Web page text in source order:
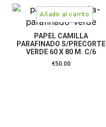
PAPEL CAMILLA
PARAFINADO S/PRECORTE
VERDE 60 X 80 M. C/6
€50.00